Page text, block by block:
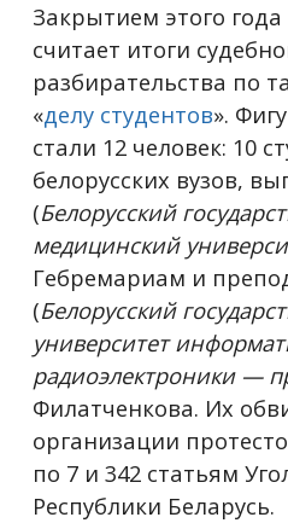
Закрытием этого
считает итоги
разбирательства по
«делу студентов».
стали 12 человек: 10
белорусских вузов,
(Белорусский
медицинский
Гебремариам и
(Белорусский
университет
радиоэлектроники —
Филатченкова. Их
организации
по 7 и 342 статьям
Республики Беларусь.